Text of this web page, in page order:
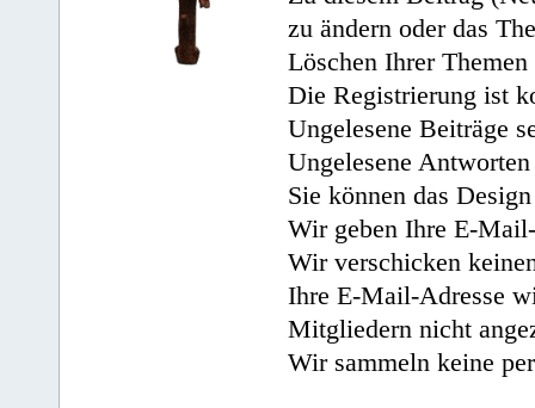
zu ändern oder das
Löschen Ihrer
Die Registrierung ist
Ungelesene Beiträge
Ungelesene
Sie können das
Wir geben Ihre E-
Wir verschicken
Ihre E-Mail-Adresse
Mitgliedern nicht
Wir sammeln keine